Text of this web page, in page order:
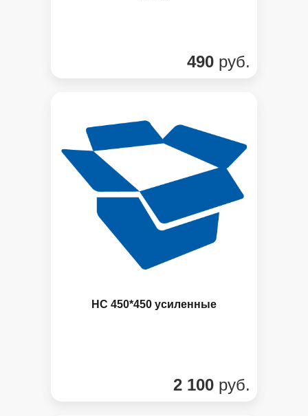
490 руб.
НС 450*450 усиленные
2 100 руб.